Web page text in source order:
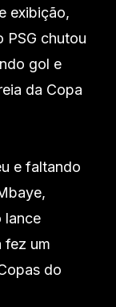
exibição,
PSG chutou
gol e
da Copa
e faltando
lance
fez um
do